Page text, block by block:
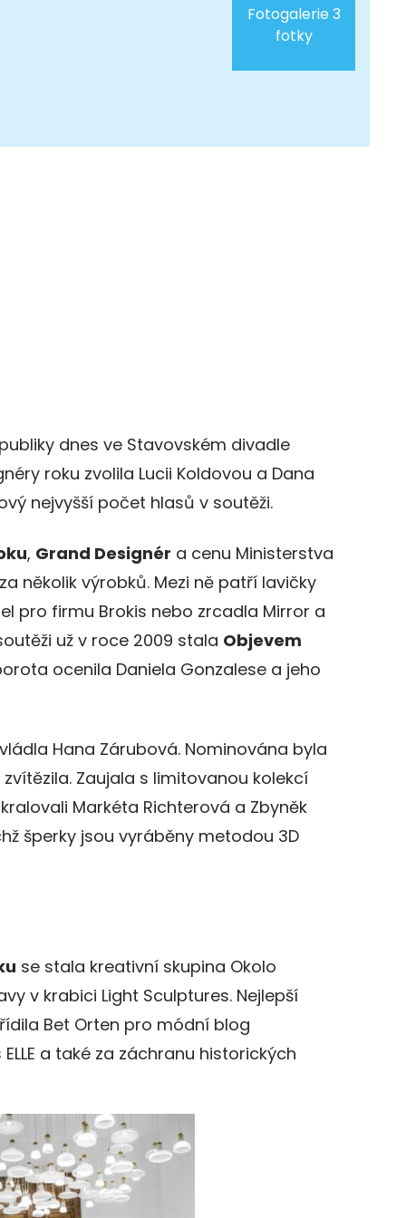
Fotogalerie 3
fotky
dnes ve Stavovském divadle
roku zvolila Lucii Koldovou a Dana
nejvyšší počet hlasů v soutěži.
, Grand Designér a cenu Ministerstva
několik výrobků. Mezi ně patří lavičky
pro firmu Brokis nebo zrcadla Mirror a
už v roce 2009 stala Objevem
ocenila Daniela Gonzalese a jeho
Hana Zárubová. Nominována byla
Zaujala s limitovanou kolekcí
Markéta Richterová a Zbyněk
šperky jsou vyráběny metodou 3D
se stala kreativní skupina Okolo
v krabici Light Sculptures. Nejlepší
Bet Orten pro módní blog
a také za záchranu historických